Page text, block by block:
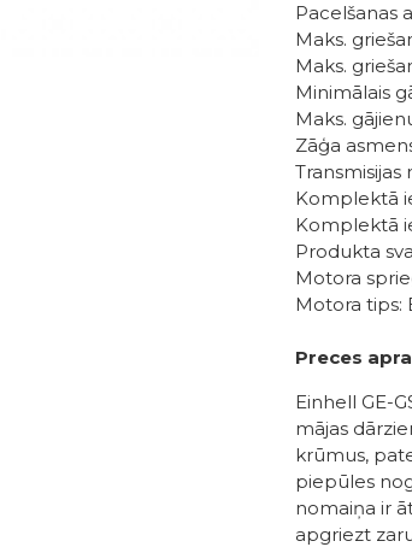
Pacelšanas
Maks.
Maks.
Minimālais
Maks.
Zāģa
Transmisijas
Komplektā
Komplektā
Produkta
Motora
Motora tips:
Preces
Einhell GE-
mājas
krūmus,
piepūles
nomaiņa ir
apgriezt